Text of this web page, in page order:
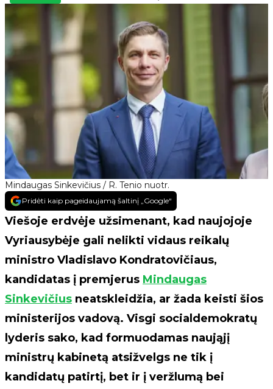
Mindaugas Sinkevičius / R. Tenio nuotr.
Pridėti kaip pageidaujamą šaltinį „Google“
Viešoje erdvėje užsimenant, kad naujojoje
Vyriausybėje gali nelikti vidaus reikalų
ministro Vladislavo Kondratovičiaus,
kandidatas į premjerus Mindaugas
Sinkevičius neatskleidžia, ar žada keisti šios
ministerijos vadovą. Visgi socialdemokratų
lyderis sako, kad formuodamas naująjį
ministrų kabinetą atsižvelgs ne tik į
kandidatų patirtį, bet ir į veržlumą bei